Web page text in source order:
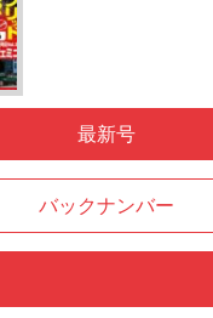
最新号
バックナンバー